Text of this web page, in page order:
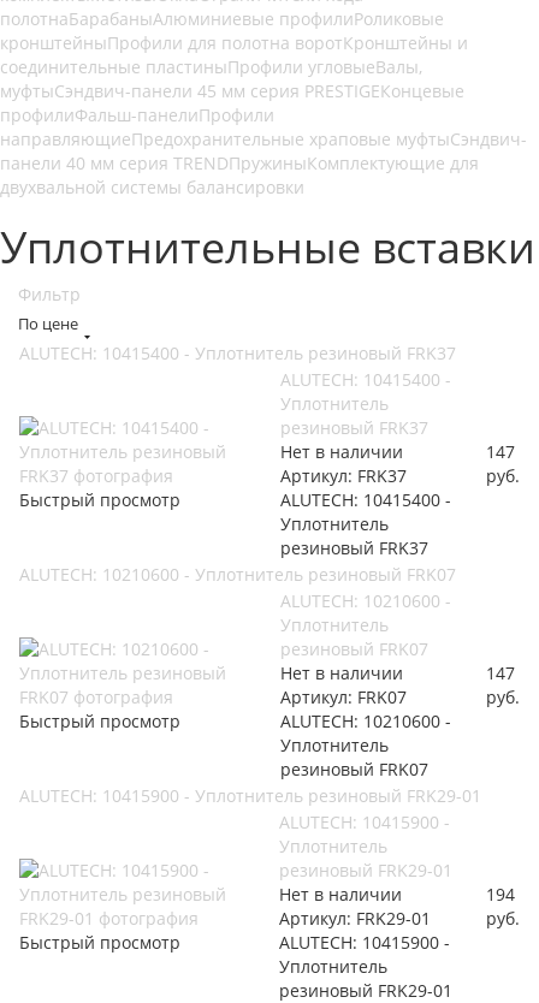
полотнаБарабаныАлюминиевые профилиРоликовые
кронштейныПрофили для полотна воротКронштейны и
соединительные пластиныПрофили угловыеВалы,
муфтыСэндвич-панели 45 мм серия PRESTIGEКонцевые
профилиФальш-панелиПрофили
направляющиеПредохранительные храповые муфтыСэндвич-
панели 40 мм серия TRENDПружиныКомплектующие для
двухвальной системы балансировки
Уплотнительные вставки
Фильтр
По цене
ALUTECH: 10415400 - Уплотнитель резиновый FRK37
Быстрый просмотр
ALUTECH: 10415400 -
Уплотнитель
резиновый FRK37
Нет в наличии
Артикул: FRK37
ALUTECH: 10415400 -
Уплотнитель
резиновый FRK37
147
руб.
ALUTECH: 10210600 - Уплотнитель резиновый FRK07
Быстрый просмотр
ALUTECH: 10210600 -
Уплотнитель
резиновый FRK07
Нет в наличии
Артикул: FRK07
ALUTECH: 10210600 -
Уплотнитель
резиновый FRK07
147
руб.
ALUTECH: 10415900 - Уплотнитель резиновый FRK29-01
Быстрый просмотр
ALUTECH: 10415900 -
Уплотнитель
резиновый FRK29-01
Нет в наличии
Артикул: FRK29-01
ALUTECH: 10415900 -
Уплотнитель
резиновый FRK29-01
194
руб.